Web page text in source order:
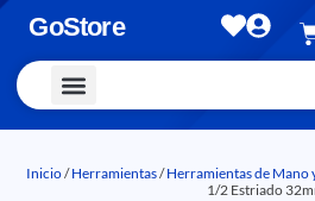
GoStore
Inicio/Herramientas/Herramientas de Mano
1/2 Estriado